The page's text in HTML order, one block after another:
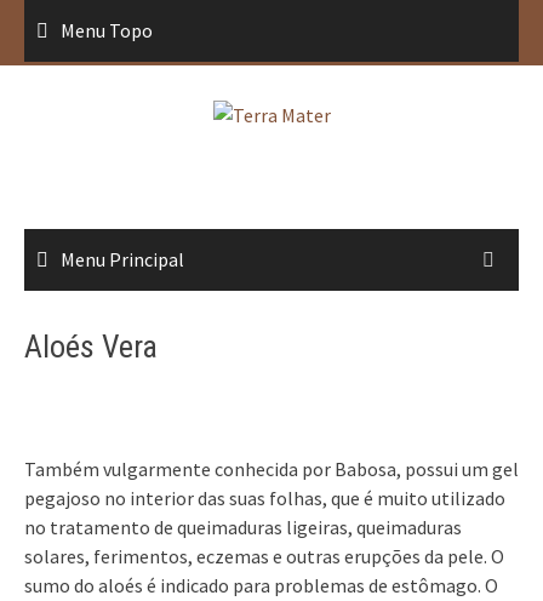
conteúdo
Menu Topo
Menu Principal
Aloés Vera
Também vulgarmente conhecida por Babosa, possui um gel
pegajoso no interior das suas folhas, que é muito utilizado
no tratamento de queimaduras ligeiras, queimaduras
solares, ferimentos, eczemas e outras erupções da pele. O
sumo do aloés é indicado para problemas de estômago. O